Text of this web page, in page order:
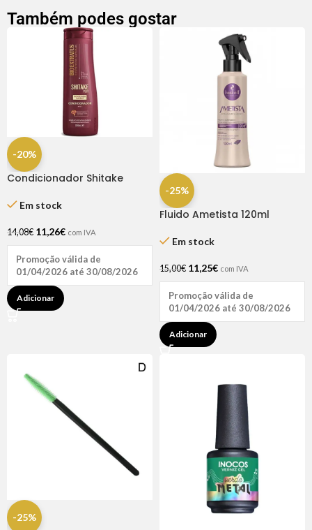
Também podes gostar
-20%
Condicionador Shitake
Em stock
14,08€ 11,26€ com IVA
Promoção válida de
01/04/2026 até 30/08/2026
Adicionar
-25%
Fluido Ametista 120ml
Em stock
15,00€ 11,25€ com IVA
Promoção válida de
01/04/2026 até 30/08/2026
Adicionar
-25%